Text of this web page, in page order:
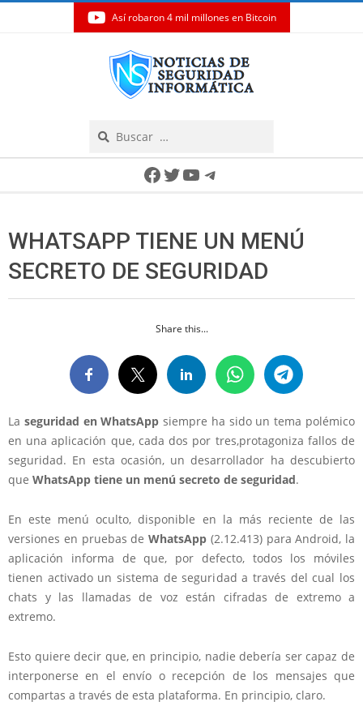
Así robaron 4 mil millones en Bitcoin
Facebook
Twitter
YouTube
Telegram
WHATSAPP TIENE UN MENÚ
SECRETO DE SEGURIDAD
Share this...
La seguridad en WhatsApp siempre ha sido un tema polémico
en una aplicación que, cada dos por tres,protagoniza fallos de
seguridad. En esta ocasión, un desarrollador ha descubierto
que WhatsApp tiene un menú secreto de seguridad.
En este menú oculto, disponible en la más reciente de las
versiones en pruebas de WhatsApp (2.12.413) paraAndroid, la
aplicación informa de que, por defecto, todos los móviles
tienen activado un sistema de seguridad a través del cual los
chats y las llamadas de voz están cifradas de extremo a
extremo.
Esto quiere decir que, en principio, nadie debería ser capaz de
interponerse en el envío o recepción de los mensajes que
compartas a través de esta plataforma. En principio, claro.